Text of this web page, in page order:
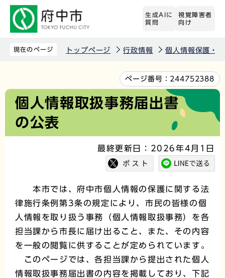
先
生成AIに
質問
視覚障害者
向け
現在のページ トップページ 行政情報 個人情報保護・
文
か
ページ番号： 244752388
個人情報取扱事務届出書
の公表
最終更新日：2026年4月1日
本市では、府中市個人情報の保護に関する法
律施行条例第3条の規定により、市民の皆様の個
人情報を取り扱う事務（個人情報取扱事務）を各
担当課から市長に届け出ること、また、その内容
を一般の閲覧に供することが定められています。
このページでは、各担当課から提出された個人
情報取扱事務届出書の内容を掲載しており、下記